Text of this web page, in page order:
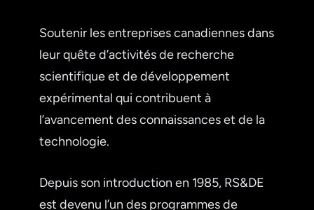
Soutenir les entreprises canadiennes dans
leur quête d’activités de recherche
scientifique et de développement
expérimental qui contribuent à
l’avancement des connaissances et de la
technologie.
Depuis son introduction en 1985, RS&DE
est devenu l’un des programmes de